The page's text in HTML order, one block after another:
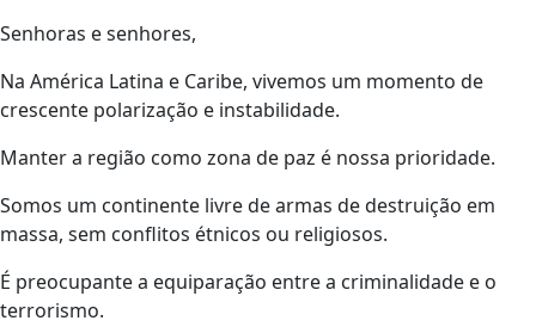
Senhoras e senhores,
Na América Latina e Caribe, vivemos um momento de
crescente polarização e instabilidade.
Manter a região como zona de paz é nossa prioridade.
Somos um continente livre de armas de destruição em
massa, sem conflitos étnicos ou religiosos.
É preocupante a equiparação entre a criminalidade e o
terrorismo.